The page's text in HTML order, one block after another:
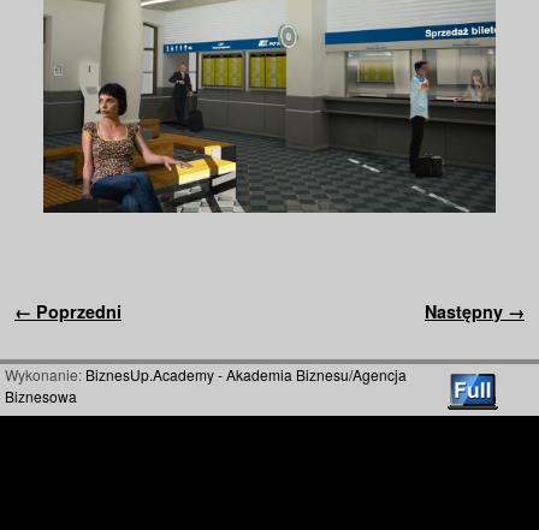
Nawigacja
← Poprzedni Następny →
Wykonanie: BiznesUp.Academy - Akademia Biznesu/Agencja
Biznesowa